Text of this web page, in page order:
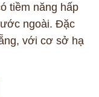
tiềm năng hấp
ngoài. Đặc
với cơ sở hạ